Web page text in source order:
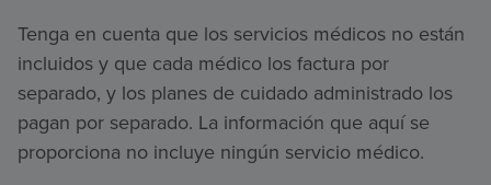
Tenga en cuenta que los servicios médicos no están
incluidos y que cada médico los factura por
separado, y los planes de cuidado administrado los
pagan por separado. La información que aquí se
proporciona no incluye ningún servicio médico.